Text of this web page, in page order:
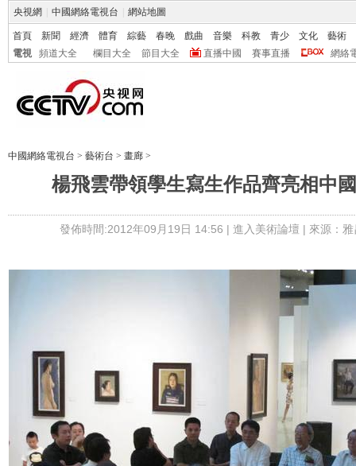
央視網 中國網絡電視台 網站地圖
首頁 新聞 經濟 體育 綜藝 春晚 戲曲 音樂 科教 青少 文化
藝術
電視
頻道大全 欄目大全 節目大全 直播中國 賽事直播 網絡
中國網絡電視台 > 藝術台 > 畫廊 >
楊飛雲帶領學生寫生作品齊亮相中
發佈時間:2012年09月19日 14:56 | 進入美術論壇 | 來源：